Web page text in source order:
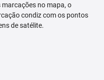
no mapa, o
condiz com os pontos
de satélite.